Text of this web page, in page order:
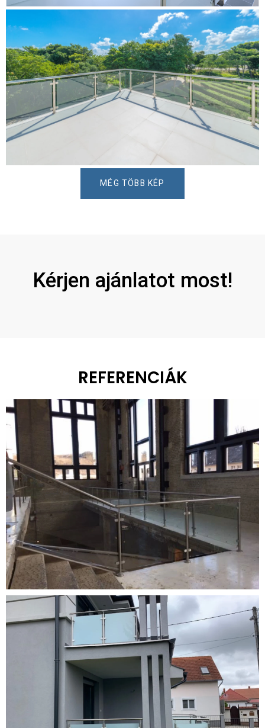
MÉG TÖBB KÉP
Kérjen ajánlatot most!
REFERENCIÁK